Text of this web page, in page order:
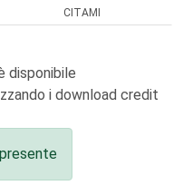
CITAMI
disponibile
i download credit